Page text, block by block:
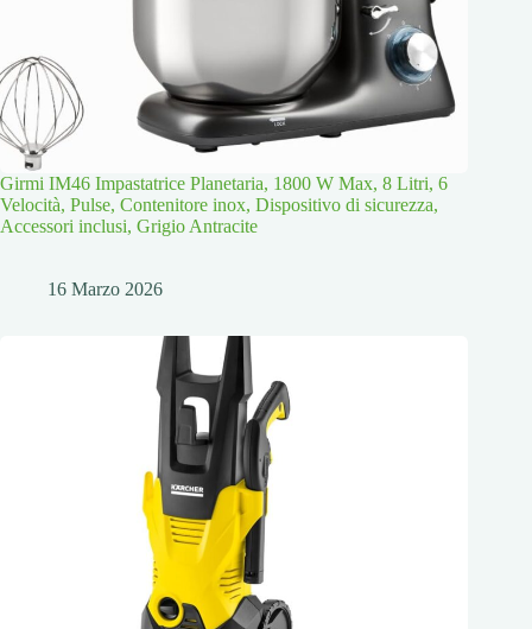
Girmi IM46 Impastatrice Planetaria, 1800 W Max, 8 Litri, 6
Velocità, Pulse, Contenitore inox, Dispositivo di sicurezza,
Accessori inclusi, Grigio Antracite
16 Marzo 2026